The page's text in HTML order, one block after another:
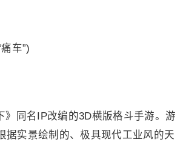
车”)
同名IP改编的3D横版格斗手游。游
据实景绘制的、极具现代工业风的天